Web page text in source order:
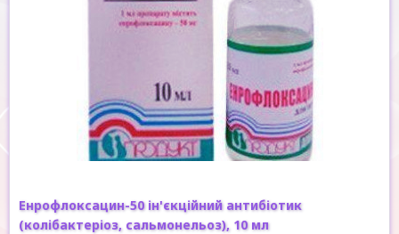
Енрофлоксацин-50 ін'єкційний антибіотик
(колібактеріоз, сальмонельоз), 10 мл